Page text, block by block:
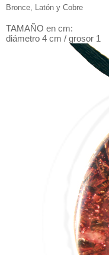
Bronce, Latón y Cobre
TAMAÑO en cm:
diámetro 4 cm / grosor 1